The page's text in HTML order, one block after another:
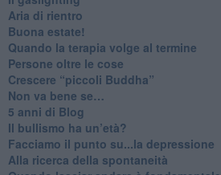
Aria di rientro
Buona estate!
​Quando la terapia volge al termine
​Persone oltre le cose
​Crescere “piccoli Buddha”
Non va bene se…
​5 anni di Blog
​Il bullismo ha un’età?
Facciamo il punto su...la depressione
​Alla ricerca della spontaneità